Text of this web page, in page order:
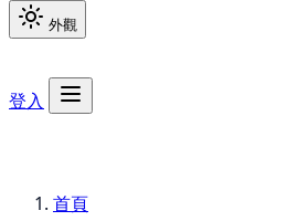
外觀
登入
首頁